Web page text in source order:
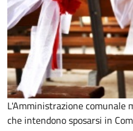
L'Amministrazione comunale
che intendono sposarsi in